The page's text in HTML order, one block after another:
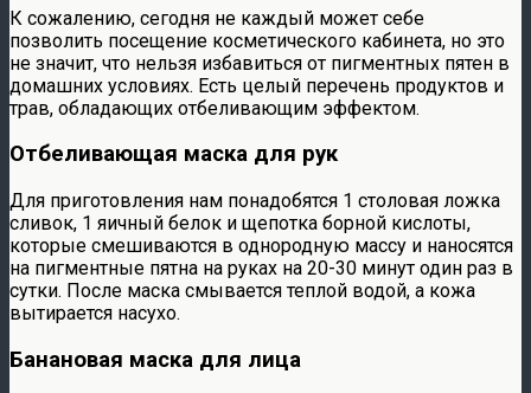
К сожалению, сегодня не каждый может себе
позволить посещение косметического кабинета, но это
не значит, что нельзя избавиться от пигментных пятен в
домашних условиях. Есть целый перечень продуктов и
трав, обладающих отбеливающим эффектом.
Отбеливающая маска для рук
Для приготовления нам понадобятся 1 столовая ложка
сливок, 1 яичный белок и щепотка борной кислоты,
которые смешиваются в однородную массу и наносятся
на пигментные пятна на руках на 20-30 минут один раз в
сутки. После маска смывается теплой водой, а кожа
вытирается насухо.
Банановая маска для лица